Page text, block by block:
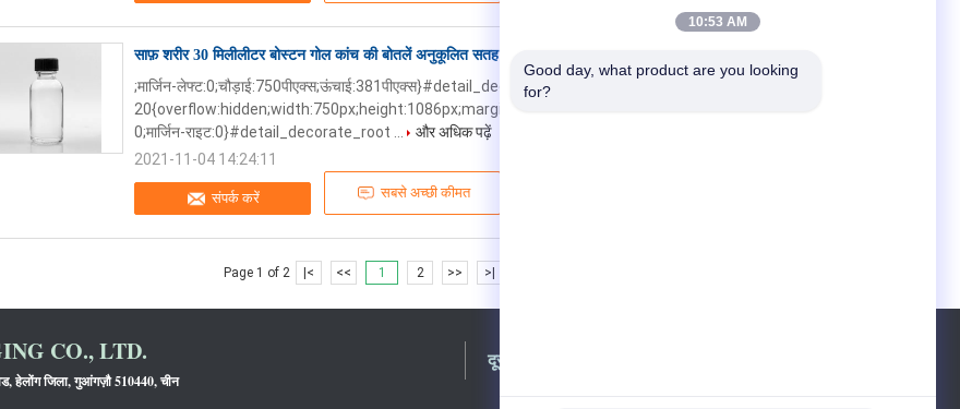
साफ़ शरीर 30 मिलीलीटर बोस्टन गोल कांच की बोतलें अनुकूलित सतह हैंडलिंग
संपर्क करें सबसे अच्छी कीमत
;मार्जिन-लेफ्ट:0;चौड़ाई:750पीएक्स;ऊंचाई:381पीएक्स}#detail_decorate_root .magic-
20{overflow:hidden;width:750px;height:1086px;margin-top:0;margin-bottom:0;margin-left:
0;मार्जिन-राइट:0}#detail_decorate_root ...
और अधिक पढ़ें
2021-11-04 14:24:11
Page 1 of 2 |< << 1 2 >> >|
CO., LTD.
हेलोंग जिला, गुआंगज़ौ 510440, चीन
दूरभाष:
10:53 AM
Good day, what product are you looking
for?